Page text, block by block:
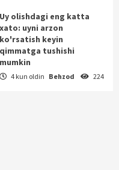
Uy olishdagi eng katta
xato: uyni arzon
ko'rsatish keyin
qimmatga tushishi
mumkin
4 kun oldin Behzod 224